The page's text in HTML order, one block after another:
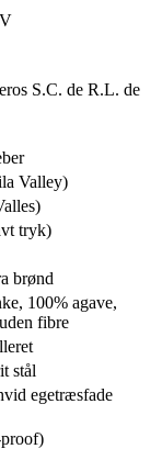
S.C. de R.L. de
Valley)
tryk)
brønd
100% agave,
fibre
stål
egetræsfade